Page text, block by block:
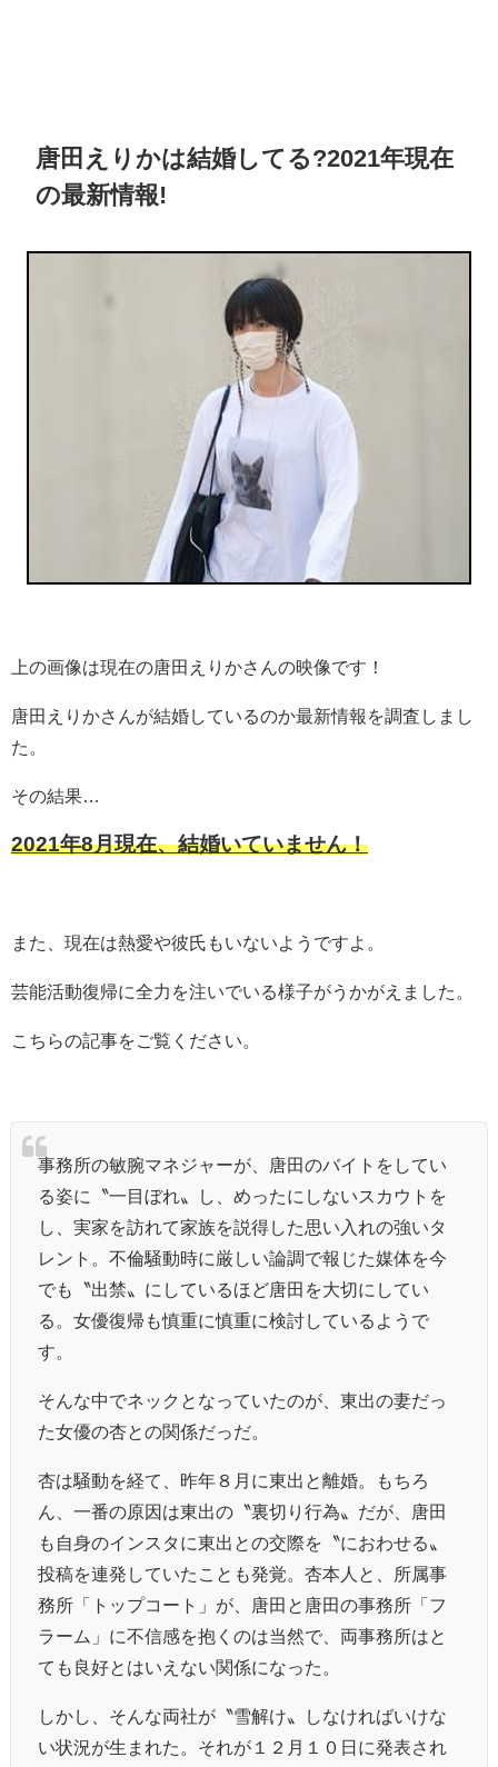
唐田えりかは結婚してる?2021年現在
の最新情報!
上の画像は現在の唐田えりかさんの映像です！
唐田えりかさんが結婚しているのか最新情報を調査しまし
た。
その結果…
2021年8月現在、結婚いていません！
また、現在は熱愛や彼氏もいないようですよ。
芸能活動復帰に全力を注いでいる様子がうかがえました。
こちらの記事をご覧ください。
事務所の敏腕マネジャーが、唐田のバイトをしてい
る姿に〝一目ぼれ〟し、めったにしないスカウトを
し、実家を訪れて家族を説得した思い入れの強いタ
レント。不倫騒動時に厳しい論調で報じた媒体を今
でも〝出禁〟にしているほど唐田を大切にしてい
る。女優復帰も慎重に慎重に検討しているようで
す。
そんな中でネックとなっていたのが、東出の妻だっ
た女優の杏との関係だっだ。
杏は騒動を経て、昨年８月に東出と離婚。もちろ
ん、一番の原因は東出の〝裏切り行為〟だが、唐田
も自身のインスタに東出との交際を〝におわせる〟
投稿を連発していたことも発覚。杏本人と、所属事
務所「トップコート」が、唐田と唐田の事務所「フ
ラーム」に不信感を抱くのは当然で、両事務所はと
ても良好とはいえない関係になった。
しかし、そんな両社が〝雪解け〟しなければいけな
い状況が生まれた。それが１２月１０日に発表され